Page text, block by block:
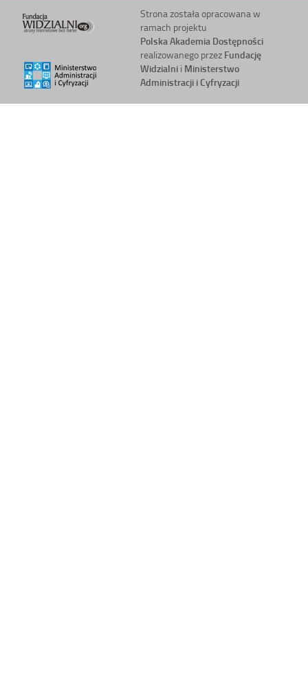
Strona została opracowana w
ramach projektu
Polska Akademia Dostępności
realizowanego przez Fundację
Widzialnii Ministerstwo
Administracji i Cyfryzacji